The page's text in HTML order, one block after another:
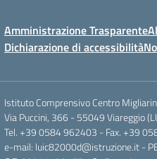
Amministrazione Trasparente
Dichiarazione di accessibilità
Istituto Comprensivo Centro
Via Puccini, 366 - 55049 Viareggio
Tel. +39 0584 962403 - Fax. +39
e-mail: luic82000d@istruzione.it -